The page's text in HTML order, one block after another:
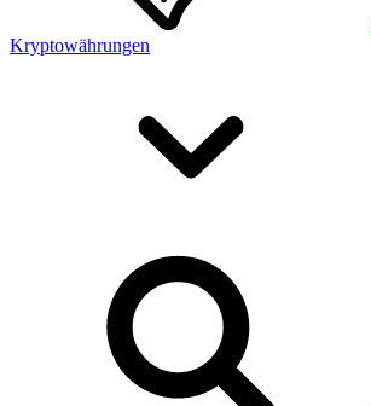
Kryptowährungen